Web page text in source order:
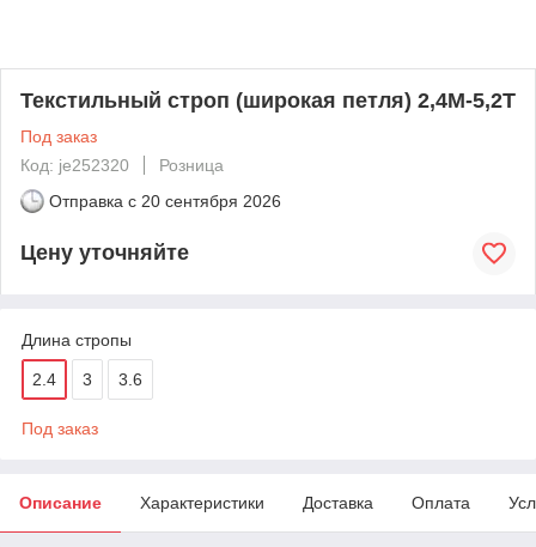
Текстильный строп (широкая петля) 2,4М-5,2Т
Под заказ
Код: je252320
Розница
Отправка с 20 сентября 2026
Цену уточняйте
Длина стропы
2.4 3 3.6
Под заказ
Описание Характеристики Доставка Оплата